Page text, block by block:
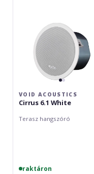
VOID ACOUSTICS
Cirrus 6.1 White
Terasz hangszóró
raktáron